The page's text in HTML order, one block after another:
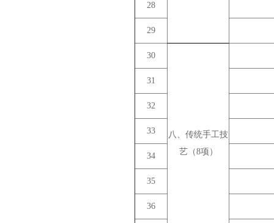
28
29
30
八、传统手工技
艺（8项）
31
32
33
34
35
36